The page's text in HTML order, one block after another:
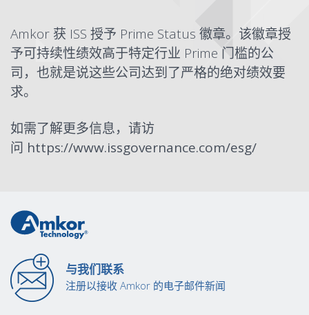
Amkor 获 ISS 授予 Prime Status 徽章。该徽章授
予可持续性绩效高于特定行业 Prime 门槛的公
司，也就是说这些公司达到了严格的绝对绩效要
求。
如需了解更多信息，请访
问 https://www.issgovernance.com/esg/
与我们联系
注册以接收 Amkor 的电子邮件新闻